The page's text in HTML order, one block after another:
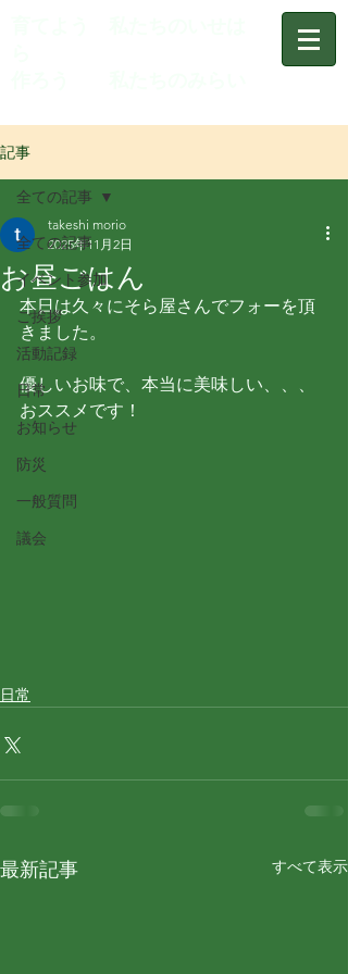
記事
全ての記事
イベント参加
ご挨拶
活動記録
日常
お知らせ
防災
一般質問
議会
全ての記事
お昼ごはん
takeshi morio
2025年11月2日
本日は久々にそら屋さんでフォーを頂
きました。
優しいお味で、本当に美味しい、、、
おススメです！
日常
最新記事 すべて表示